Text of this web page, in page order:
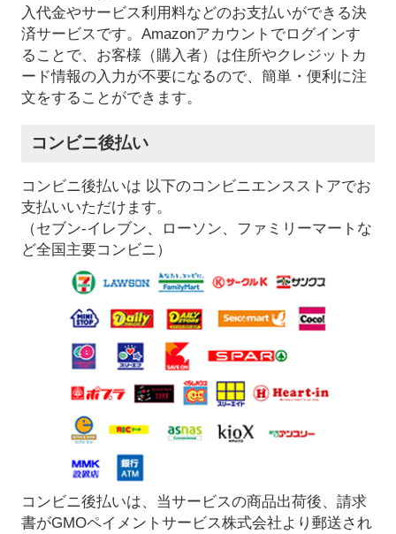
入代金やサービス利用料などのお支払いができる決
済サービスです。Amazonアカウントでログインす
ることで、お客様（購入者）は住所やクレジットカ
ード情報の入力が不要になるので、簡単・便利に注
文をすることができます。
コンビニ後払い
コンビニ後払いは 以下のコンビニエンスストアでお
支払いいただけます。
（セブン-イレブン、ローソン、ファミリーマートな
ど全国主要コンビニ）
コンビニ後払いは、当サービスの商品出荷後、請求
書がGMOペイメントサービス株式会社より郵送され